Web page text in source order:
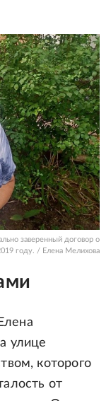
заверенный договор о
году. / Елена Мелихова
улице
которого
от